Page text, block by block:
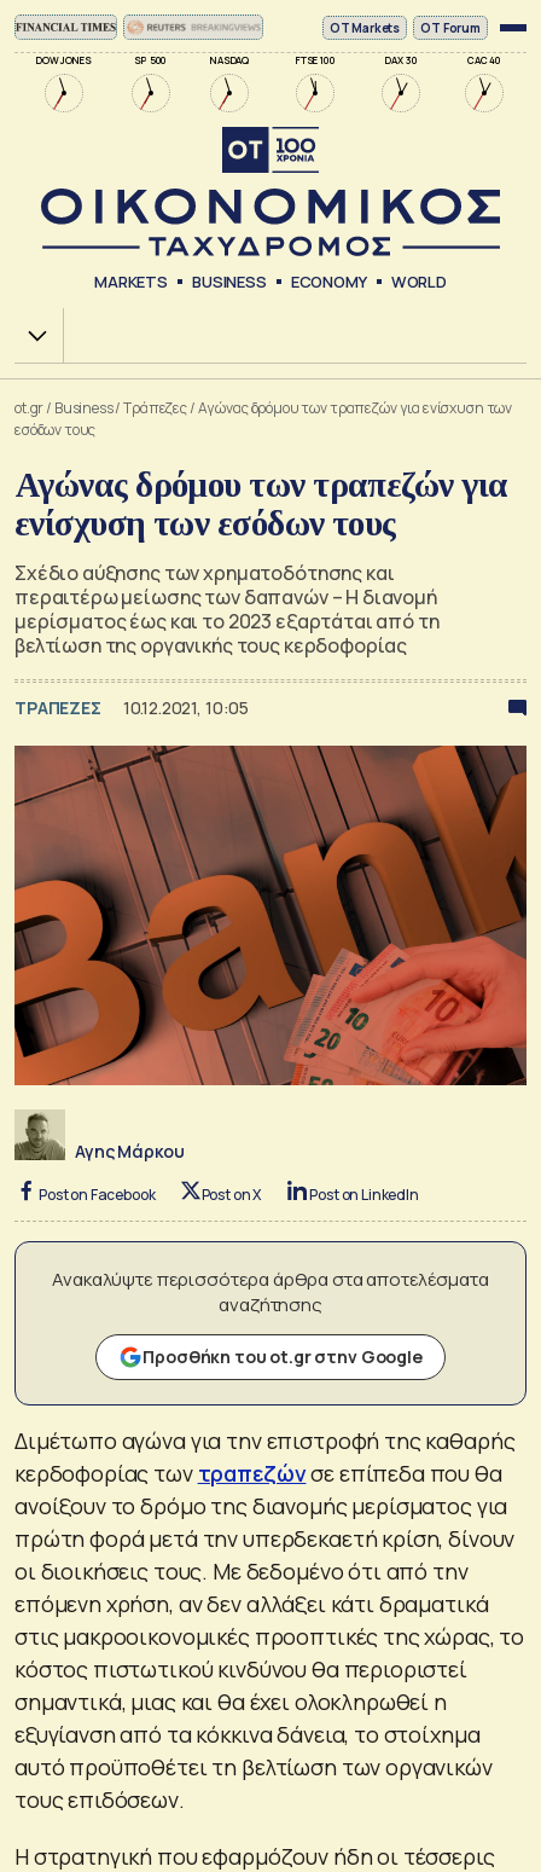
DOW JONES SP 500 NASDAQ FTSE 100 DAX 30 CAC 40
ΟΤ Markets OT Forum
MARKETS BUSINESS ECONOMY WORLD
Χ.Α.
ot.gr/ Business/Τράπεζες/Αγώνας δρόμου των τραπεζών για ενίσχυση των
εσόδων τους
Αγώνας δρόμου των τραπεζών για
ενίσχυση των εσόδων τους
Σχέδιο αύξησης των χρηματοδότησης και
περαιτέρω μείωσης των δαπανών – Η διανομή
μερίσματος έως και το 2023 εξαρτάται από τη
βελτίωση της οργανικής τους κερδοφορίας
ΤΡΑΠΕΖΕΣ 10.12.2021, 10:05
Αγης Μάρκου
Post on Facebook Post on X Post on LinkedIn
Ανακαλύψτε περισσότερα άρθρα στα αποτελέσματα
αναζήτησης
Προσθήκη του ot.gr στην Google
Διμέτωπο αγώνα για την επιστροφή της καθαρής
κερδοφορίας των τραπεζώνσε επίπεδα που θα
ανοίξουν το δρόμο της διανομής μερίσματος για
πρώτη φορά μετά την υπερδεκαετή κρίση, δίνουν
οι διοικήσεις τους. Με δεδομένο ότι από την
επόμενη χρήση, αν δεν αλλάξει κάτι δραματικά
στις μακροοικονομικές προοπτικές της χώρας, το
κόστος πιστωτικού κινδύνου θα περιοριστεί
σημαντικά, μιας και θα έχει ολοκληρωθεί η
εξυγίανση από τα κόκκινα δάνεια, το στοίχημα
αυτό προϋποθέτει τη βελτίωση των οργανικών
τους επιδόσεων.
Η στρατηγική που εφαρμόζουν ήδη οι τέσσερις